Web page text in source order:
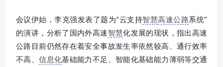
会议伊始，李克强发表了题为“云支持智慧高速公路系统”
的演讲，分析了国内外高速智慧化发展的现状，指出高速
公路目前仍然存在着安全事故发生率依然较高、通行效率
不高、信息化基础能力不足、智能化基础能力薄弱等交通